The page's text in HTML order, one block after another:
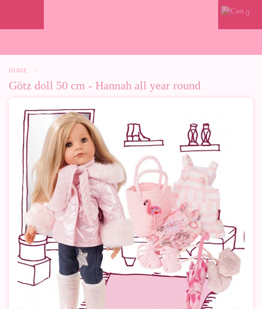
0
HOME >
Götz doll 50 cm - Hannah all year round